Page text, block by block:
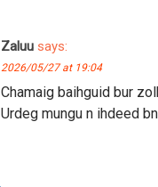
Zaluu says:
2026/05/27 at 19:04
Chamaig baihguid bur
Urdeg mungu n ihdeed